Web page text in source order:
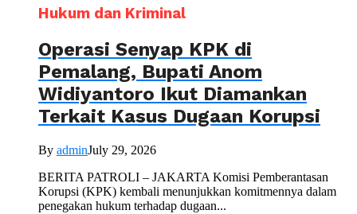
Hukum dan Kriminal
Operasi Senyap KPK di
Pemalang, Bupati Anom
Widiyantoro Ikut Diamankan
Terkait Kasus Dugaan Korupsi
By adminJuly 29, 2026
BERITA PATROLI – JAKARTA Komisi Pemberantasan
Korupsi (KPK) kembali menunjukkan komitmennya dalam
penegakan hukum terhadap dugaan...